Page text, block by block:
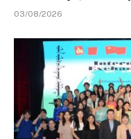
03/08/2026